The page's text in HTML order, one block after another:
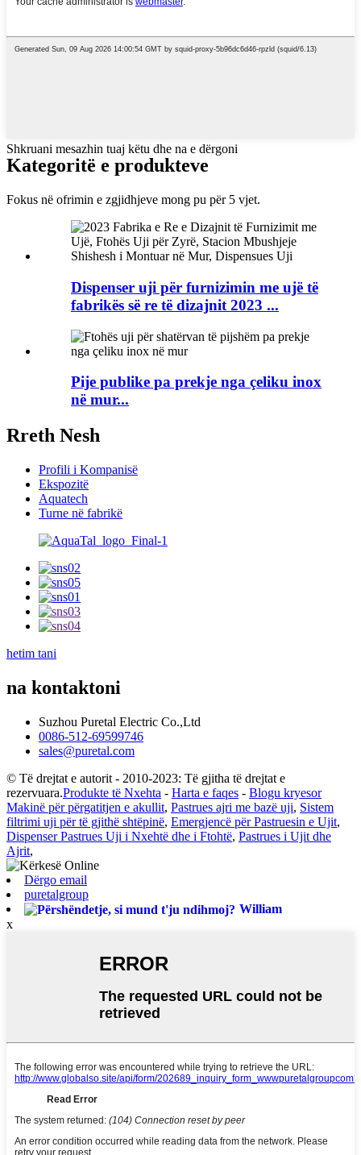
Shkruani mesazhin tuaj këtu dhe na e dërgoni
Kategoritë e produkteve
Fokus në ofrimin e zgjidhjeve mong pu për 5 vjet.
Dispenser uji për furnizimin me ujë të
fabrikës së re të dizajnit 2023 ...
Pije publike pa prekje nga çeliku inox
në mur...
Rreth Nesh
Profili i Kompanisë
Ekspozitë
Aquatech
Turne në fabrikë
hetim tani
na kontaktoni
Suzhou Puretal Electric Co.,Ltd
0086-512-69599746
sales@puretal.com
© Të drejtat e autorit - 2010-2023: Të gjitha të drejtat e
rezervuara.Produkte të Nxehta - Harta e faqes - Blogu kryesor
Makinë për përgatitjen e akullit, Pastrues ajri me bazë uji, Sistem
filtrimi uji për të gjithë shtëpinë, Emergjencë për Pastruesin e Ujit,
Dispenser Pastrues Uji i Nxehtë dhe i Ftohtë, Pastrues i Ujit dhe
Ajrit,
Dërgo email
puretalgroup
William
x